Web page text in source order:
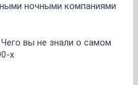
ночными компаниями
вы не знали о самом
х